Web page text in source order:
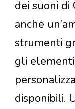
dei suoni di
anche
strumenti
gli
disponibili.